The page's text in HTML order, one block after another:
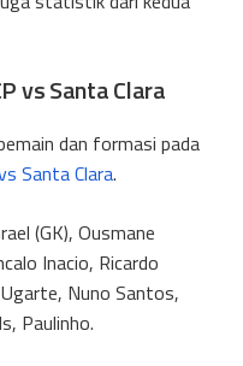
vs Santa Clara
dan formasi pada
Santa Clara.
(GK), Ousmane
Inacio, Ricardo
Nuno Santos,
Paulinho.